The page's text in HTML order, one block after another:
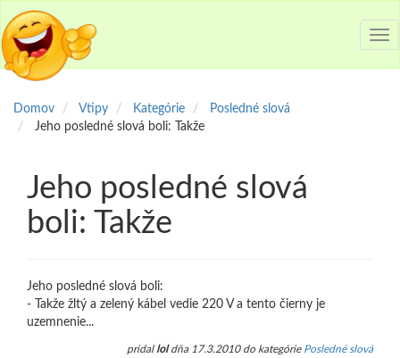
Domov Vtipy Kategórie
Posledné slová
Jeho posledné slová boli: Takže
Jeho posledné slová
boli: Takže
Jeho posledné slová boli:
- Takže žltý a zelený kábel vedie 220 V a tento čierny je
uzemnenie...
pridal loldňa 17.3.2010 do kategórie Posledné slová